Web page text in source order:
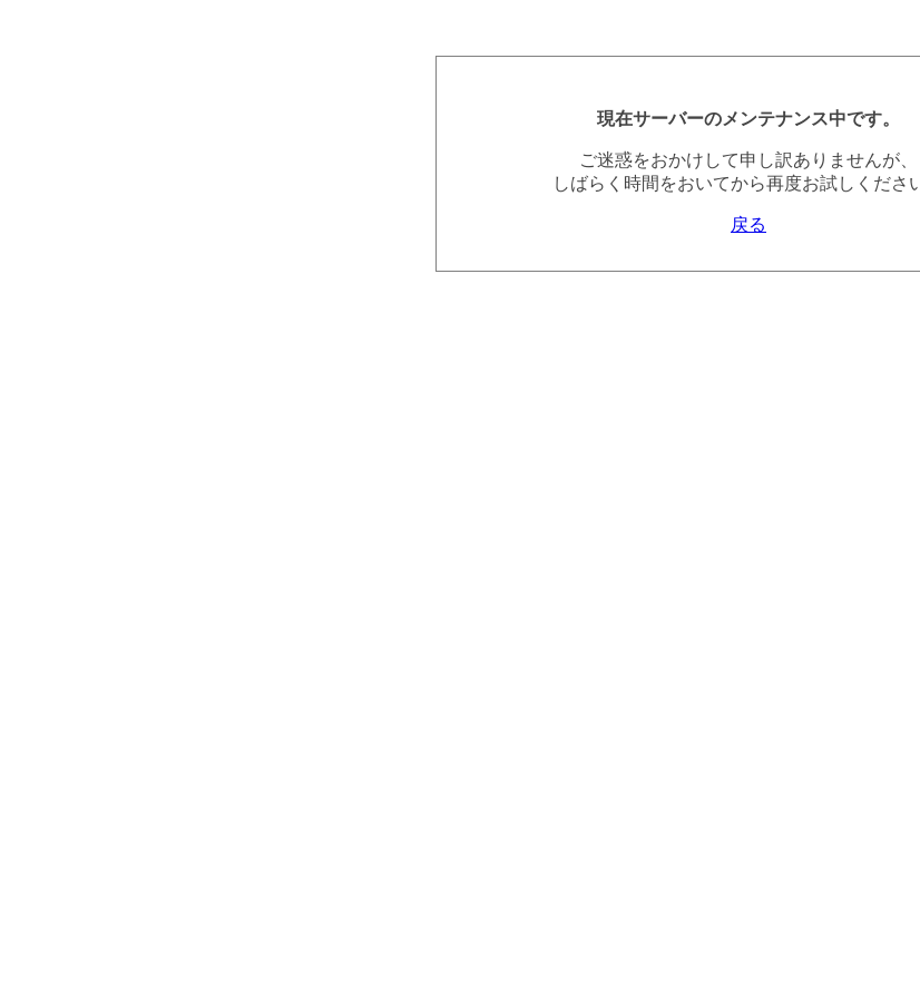
現在サーバーのメンテナンス中です。
ご迷惑をおかけして申し訳ありませんが、
しばらく時間をおいてから再度お試しくださ
戻る